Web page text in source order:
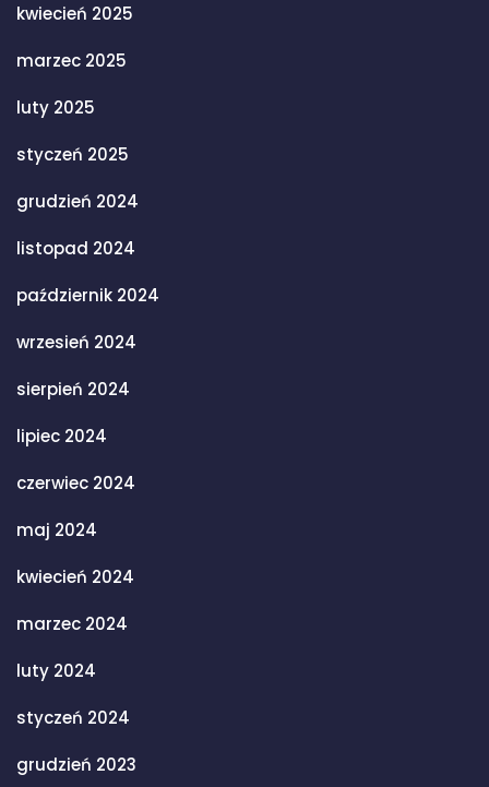
kwiecień 2025
marzec 2025
luty 2025
styczeń 2025
grudzień 2024
listopad 2024
październik 2024
wrzesień 2024
sierpień 2024
lipiec 2024
czerwiec 2024
maj 2024
kwiecień 2024
marzec 2024
luty 2024
styczeń 2024
grudzień 2023